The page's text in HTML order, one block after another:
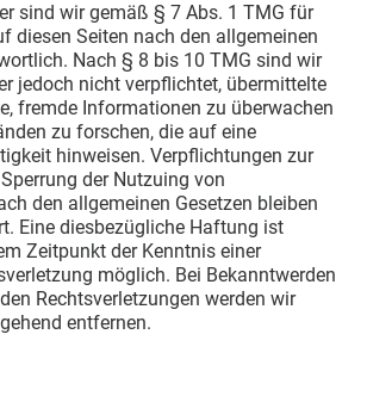
sind wir gemäß § 7 Abs. 1 TMG für
diesen Seiten nach den allgemeinen
Nach § 8 bis 10 TMG sind wir
jedoch nicht verpflichtet, übermittelte
fremde Informationen zu überwachen
zu forschen, die auf eine
hinweisen. Verpflichtungen zur
der Nutzuing von
den allgemeinen Gesetzen bleiben
Eine diesbezügliche Haftung ist
Zeitpunkt der Kenntnis einer
möglich. Bei Bekanntwerden
Rechtsverletzungen werden wir
entfernen.